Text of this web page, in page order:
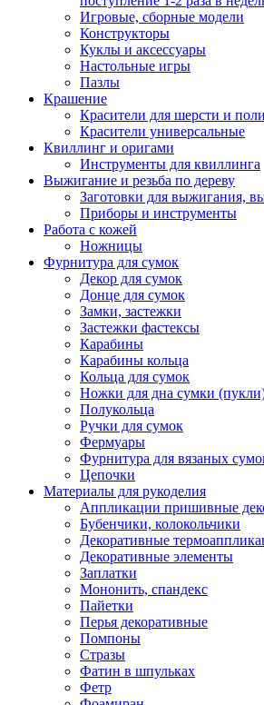
Игровые, сборные модели
Конструкторы
Куклы и аксессуары
Настольные игры
Пазлы
Крашение
Красители для шерсти и
Красители универсальные
Квиллинг и оригами
Инструменты для квиллинга
Выжигание и резьба по дереву
Заготовки для выжигания,
Приборы и инструменты
Работа с кожей
Ножницы
Фурнитура для сумок
Декор для сумок
Донце для сумок
Замки, застежки
Застежки фастексы
Карабины
Карабины кольца
Кольца для сумок
Ножки для дна сумки
Полукольца
Ручки для сумок
Фермуары
Фурнитура для вязаных
Цепочки
Материалы для рукоделия
Аппликации пришивные
Бубенчики, колокольчики
Декоративные
Декоративные элементы
Заплатки
Мононить, спандекс
Пайетки
Перья декоративные
Помпоны
Стразы
Фатин в шпульках
Фетр